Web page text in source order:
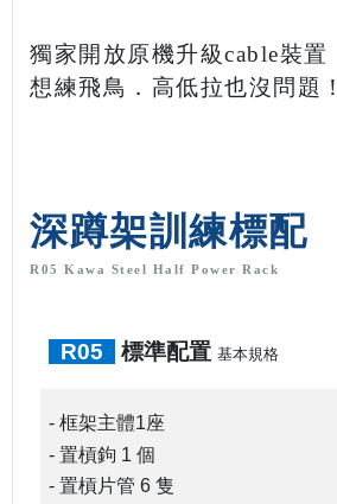
獨家開放原機升級cable裝置
想練飛鳥．高低拉也沒問題！
深蹲架訓練標配
R05 Kawa Steel Half Power Rack
R05 標準配置基本規格
- 框架主體1座
- 置槓鉤 1個
- 置槓片管 6 隻